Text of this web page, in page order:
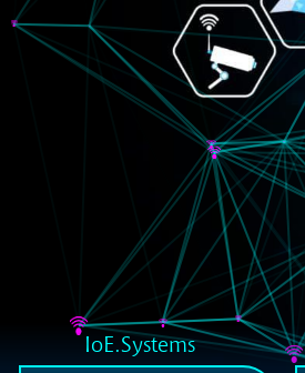
IoE.Systems